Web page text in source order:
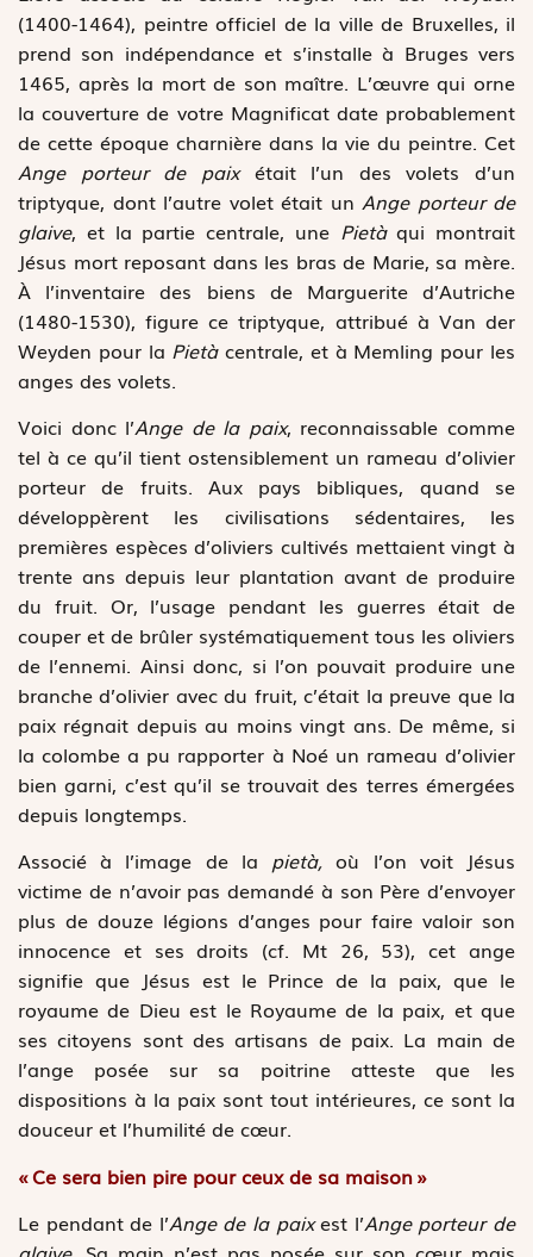
(1400-1464), peintre officiel de la ville de Bruxelles, il
prend son indépendance et s’installe à Bruges vers
1465, après la mort de son maître. L’œuvre qui orne
la couverture de votre Magnificat date probablement
de cette époque charnière dans la vie du peintre. Cet
Ange porteur de paixétait l’un des volets d’un
triptyque, dont l’autre volet était un Ange porteur de
glaive, et la partie centrale, une Pietàqui montrait
Jésus mort reposant dans les bras de Marie, sa mère.
À l’inventaire des biens de Marguerite d’Autriche
(1480-1530), figure ce triptyque, attribué à Van der
Weyden pour la Pietàcentrale, et à Memling pour les
anges des volets.
Voici donc l’Ange de la paix, reconnaissable comme
tel à ce qu’il tient ostensiblement un rameau d’olivier
porteur de fruits. Aux pays bibliques, quand se
développèrent les civilisations sédentaires, les
premières espèces d’oliviers cultivés mettaient vingt à
trente ans depuis leur plantation avant de produire
du fruit. Or, l’usage pendant les guerres était de
couper et de brûler systématiquement tous les oliviers
de l’ennemi. Ainsi donc, si l’on pouvait produire une
branche d’olivier avec du fruit, c’était la preuve que la
paix régnait depuis au moins vingt ans. De même, si
la colombe a pu rapporter à Noé un rameau d’olivier
bien garni, c’est qu’il se trouvait des terres émergées
depuis longtemps.
Associé à l’image de la pietà, où l’on voit Jésus
victime de n’avoir pas demandé à son Père d’envoyer
plus de douze légions d’anges pour faire valoir son
innocence et ses droits (cf. Mt 26, 53), cet ange
signifie que Jésus est le Prince de la paix, que le
royaume de Dieu est le Royaume de la paix, et que
ses citoyens sont des artisans de paix. La main de
l’ange posée sur sa poitrine atteste que les
dispositions à la paix sont tout intérieures, ce sont la
douceur et l’humilité de cœur.
« Ce sera bien pire pour ceux de sa maison »
Le pendant de l’Ange de la paixest l’Ange porteur de